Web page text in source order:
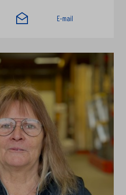
E-mail